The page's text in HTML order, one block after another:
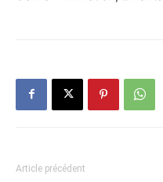
Article précédent